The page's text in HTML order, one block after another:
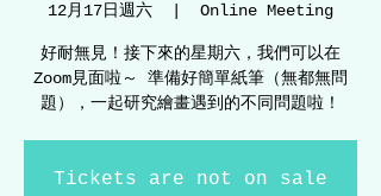
12月17日週六 Online Meeting
好耐無見！接下來的星期六，我們可以在
Zoom見面啦～ 準備好簡單紙筆（無都無問
題），一起研究繪畫遇到的不同問題啦！
Tickets are not on sale